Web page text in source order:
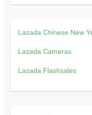
Lazada Chinese New
Lazada Cameras
Lazada Flashsales